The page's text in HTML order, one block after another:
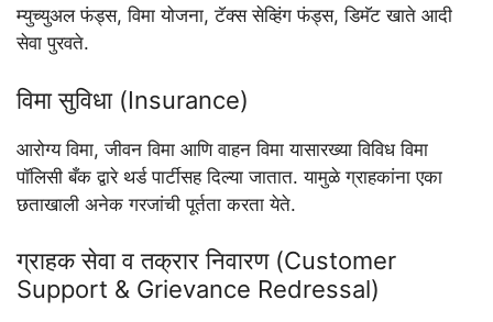
म्युच्युअल फंड्स, विमा योजना, टॅक्स सेव्हिंग फंड्स, डिमॅट खाते आदी
सेवा पुरवते.
विमा सुविधा (Insurance)
आरोग्य विमा, जीवन विमा आणि वाहन विमा यासारख्या विविध विमा
पॉलिसी बँक द्वारे थर्ड पार्टीसह दिल्या जातात. यामुळे ग्राहकांना एका
छताखाली अनेक गरजांची पूर्तता करता येते.
ग्राहक सेवा व तक्रार निवारण (Customer
Support & Grievance Redressal)